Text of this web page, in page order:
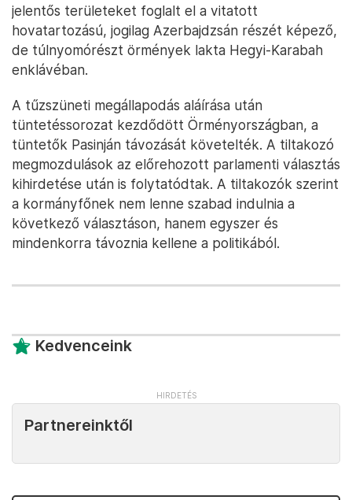
jelentős területeket foglalt el a vitatott
hovatartozású, jogilag Azerbajdzsán részét képező,
de túlnyomórészt örmények lakta Hegyi-Karabah
enklávéban.
A tűzszüneti megállapodás aláírása után
tüntetéssorozat kezdődött Örményországban, a
tüntetők Pasinján távozását követelték. A tiltakozó
megmozdulások az előrehozott parlamenti választás
kihirdetése után is folytatódtak. A tiltakozók szerint
a kormányfőnek nem lenne szabad indulnia a
következő választáson, hanem egyszer és
mindenkorra távoznia kellene a politikából.
Kedvenceink
Partnereinktől